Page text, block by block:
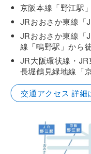
京阪本線「野江駅
JRおおさか東線「
JRおおさか東線「
線「鴫野駅」から
JR大阪環状線・
長堀鶴見緑地線「
交通アクセス 詳細